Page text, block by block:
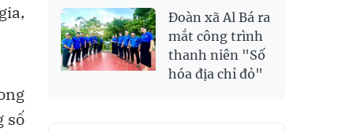
số
Đoàn xã Al Bá ra
mắt công trình
thanh niên "Số
hóa địa chỉ đỏ"